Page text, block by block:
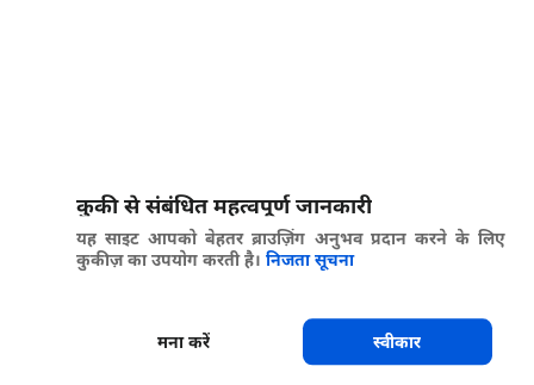
कुकी से संबंधित महत्वपूर्ण जानकारी
यह साइट आपको बेहतर ब्राउज़िंग अनुभव प्रदान करने के लिए
कुकीज़ का उपयोग करती है। निजता सूचना
मना करें स्वीकार